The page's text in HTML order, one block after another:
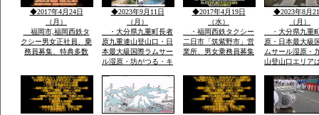
しのさしいれ恊力で大
変盛り上がりました
「坊がつる賛歌
名な坊がつるキ
場
◆2017年4月24日
（月）
福岡市,福岡西鉄タ
クシー男女正社員、乗
務員募集、特典多数
◆2023年9月11日
（月）
・大分県九重町長者
原九重連山登山口・日
本最大級国際ラムサー
ル湿原・坊がつる・キ
リシマ開花。九州最高
所天然温泉・行く帰る
最低5時間前後・また
◆2017年4月19日
（水）
・福岡西鉄タクシー
二日市「筑紫野市」営
業所、男女乗務員募集
◆2023年8月
（月）
・大分県九重
原・日本最大級
ムサール湿原・
山登山口エリア
暮れ雨の滝ルー
ケ池ルート・法
泉山荘の九州最
然温泉・九州最